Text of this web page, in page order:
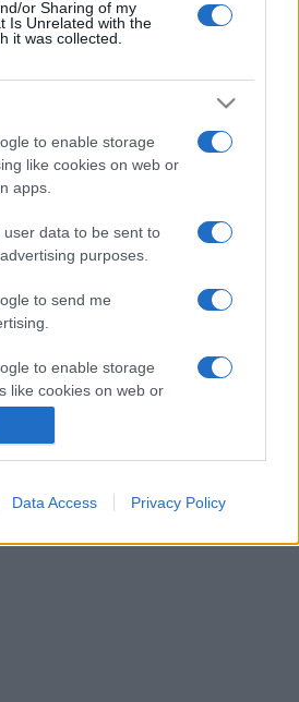
or Sharing of my
Is Unrelated with the
it was collected.
to enable storage
like cookies on web or
apps.
user data to be sent to
purposes.
to send me
to enable storage
like cookies on web or
to enable storage
Data Access Privacy Policy
qu'ils soient diffusés
cliquer sur l'un des matchs
les informations.
Bayern Munich
matchs Maccabi Tel